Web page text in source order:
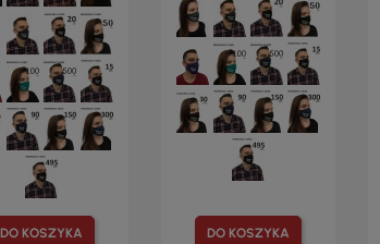
DO KOSZYKA DO KOSZYKA